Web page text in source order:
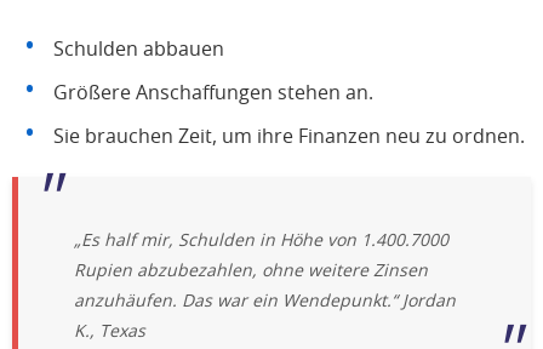
Schulden abbauen
Größere Anschaffungen stehen an.
Sie brauchen Zeit, um ihre Finanzen neu zu ordnen.
„Es half mir, Schulden in Höhe von 1.400.7000
Rupien abzubezahlen, ohne weitere Zinsen
anzuhäufen. Das war ein Wendepunkt.“ Jordan
K., Texas